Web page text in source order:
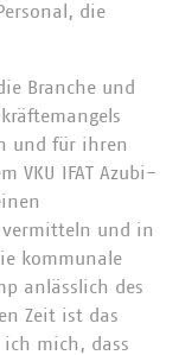
die
Branche und
und für ihren
VKU IFAT Azubi-
vermitteln und in
kommunale
anlässlich des
Zeit ist das
ich mich, dass